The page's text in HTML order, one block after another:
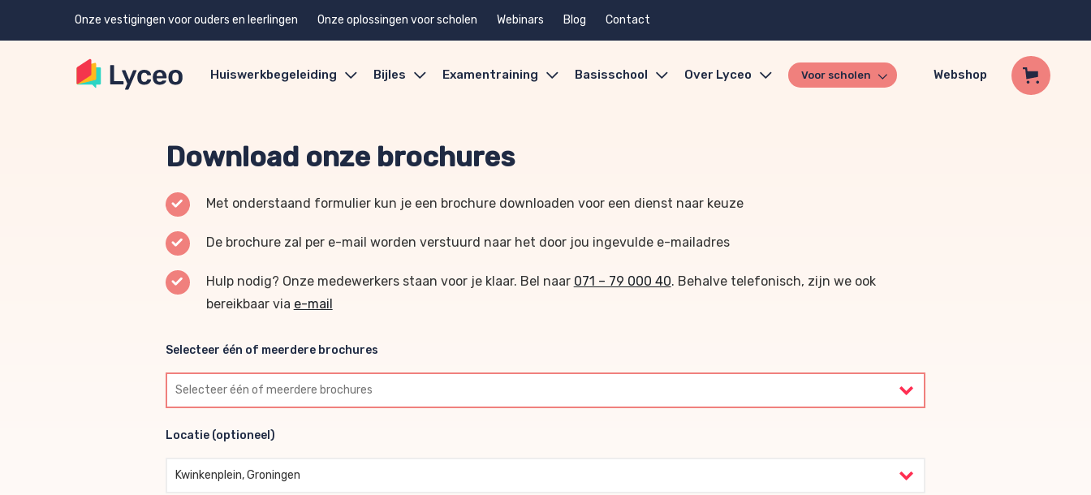
Onze vestigingen voor ouders en leerlingen Onze oplossingen voor scholen Webinars Blog Contact
Huiswerkbegeleiding Bijles Examentraining Basisschool Over Lyceo Voor scholen Webshop
Download onze brochures
Met onderstaand formulier kun je een brochure downloaden voor een dienst naar keuze
De brochure zal per e-mail worden verstuurd naar het door jou ingevulde e-mailadres
Hulp nodig? Onze medewerkers staan voor je klaar. Bel naar 071 – 79 000 40. Behalve telefonisch, zijn we ook
bereikbaar via e-mail
Selecteer één of meerdere brochures
Selecteer één of meerdere brochures
Locatie (optioneel)
Locatie (optioneel)
Kwinkenplein, Groningen